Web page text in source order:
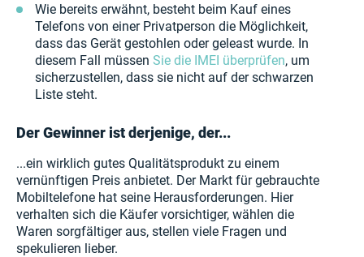
Wie bereits erwähnt, besteht beim Kauf eines
Telefons von einer Privatperson die Möglichkeit,
dass das Gerät gestohlen oder geleast wurde. In
diesem Fall müssen Sie die IMEI überprüfen, um
sicherzustellen, dass sie nicht auf der schwarzen
Liste steht.
Der Gewinner ist derjenige, der...
...ein wirklich gutes Qualitätsprodukt zu einem
vernünftigen Preis anbietet. Der Markt für gebrauchte
Mobiltelefone hat seine Herausforderungen. Hier
verhalten sich die Käufer vorsichtiger, wählen die
Waren sorgfältiger aus, stellen viele Fragen und
spekulieren lieber.